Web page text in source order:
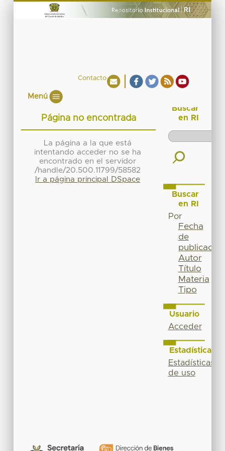
Contacto
Menú
Página no encontrada
La página a la que está
intentando acceder no se ha
encontrado en el servidor
/handle/20.500.11799/58582
Ir a página principal DSpace
Buscar
en RI
Buscar
en RI
Por
Fecha
de
publicación
Autor
Título
Materia
Tipo
Usuario
Acceder
Estadísticas
Estadísticas
de uso